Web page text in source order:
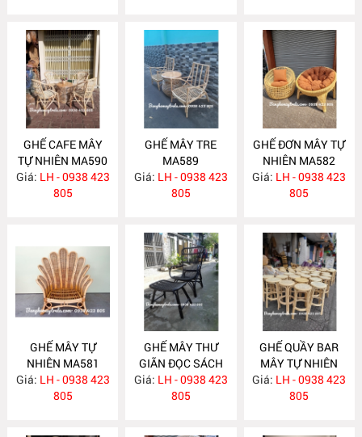
GHẾ CAFE MÂY
TỰ NHIÊN MA590
Giá: LH - 0938 423
805
GHẾ MÂY TRE
MA589
Giá: LH - 0938 423
805
GHẾ ĐƠN MÂY TỰ
NHIÊN MA582
Giá: LH - 0938 423
805
GHẾ MÂY TỰ
NHIÊN MA581
Giá: LH - 0938 423
805
GHẾ MÂY THƯ
GIÃN ĐỌC SÁCH
KÈM ĐÔN GÁC
CHÂN MA575
Giá: LH - 0938 423
805
GHẾ QUẦY BAR
MÂY TỰ NHIÊN
MA572
Giá: LH - 0938 423
805